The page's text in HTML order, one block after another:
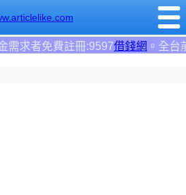
:9597借錢網。全台前三大借錢網站